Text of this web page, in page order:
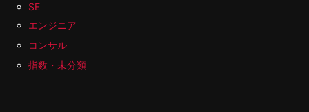
SE
エンジニア
コンサル
指数・未分類